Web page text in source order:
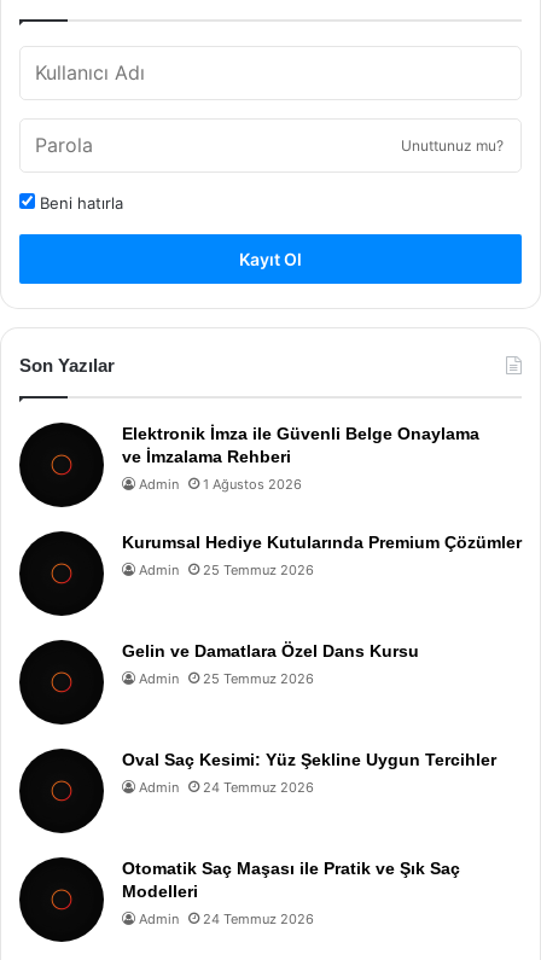
Unuttunuz mu?
Beni hatırla
Kayıt Ol
Son Yazılar
Elektronik İmza ile Güvenli Belge Onaylama
ve İmzalama Rehberi
Admin 1 Ağustos 2026
Kurumsal Hediye Kutularında Premium Çözümler
Admin 25 Temmuz 2026
Gelin ve Damatlara Özel Dans Kursu
Admin 25 Temmuz 2026
Oval Saç Kesimi: Yüz Şekline Uygun Tercihler
Admin 24 Temmuz 2026
Otomatik Saç Maşası ile Pratik ve Şık Saç
Modelleri
Admin 24 Temmuz 2026